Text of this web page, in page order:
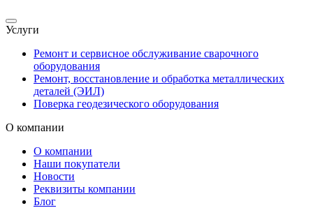
Услуги
Ремонт и сервисное обслуживание сварочного
оборудования
Ремонт, восстановление и обработка металлических
деталей (ЭИЛ)
Поверка геодезического оборудования
О компании
О компании
Наши покупатели
Новости
Реквизиты компании
Блог